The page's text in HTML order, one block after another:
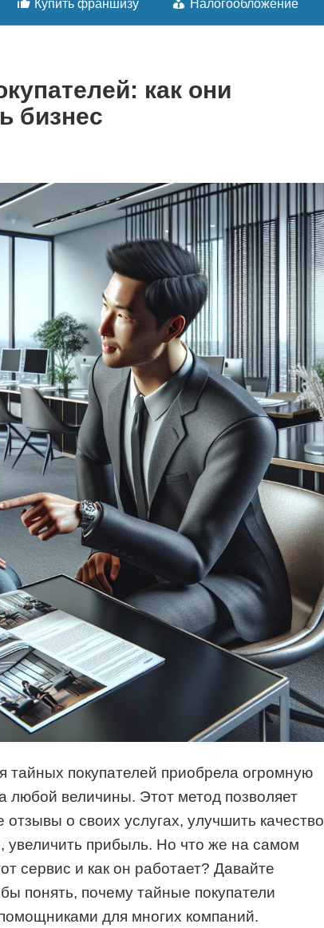
Купить франшизу Налогообложение
как они
бизнес
тайных покупателей приобрела огромную
любой величины. Этот метод позволяет
о своих услугах, улучшить качество
увеличить прибыль. Но что же на самом
сервис и как он работает? Давайте
понять, почему тайные покупатели
для многих компаний.